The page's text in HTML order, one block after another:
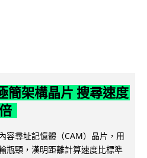
簡架構晶片 搜尋速度
容尋址記憶體（CAM）晶片，用
瓶頸，漢明距離計算速度比標準